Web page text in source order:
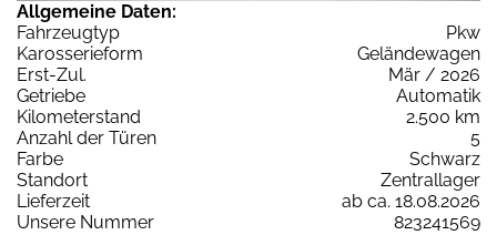
Allgemeine Daten:
Fahrzeugtyp
Pkw
Karosserieform
Geländewagen
Erst-Zul.
Mär / 2026
Getriebe
Automatik
Kilometerstand
2.500 km
Anzahl der Türen
5
Farbe
Schwarz
Standort
Zentrallager
Lieferzeit
ab ca. 18.08.2026
Unsere Nummer
823241569